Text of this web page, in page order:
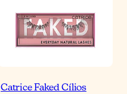
Catrice Faked Cílios